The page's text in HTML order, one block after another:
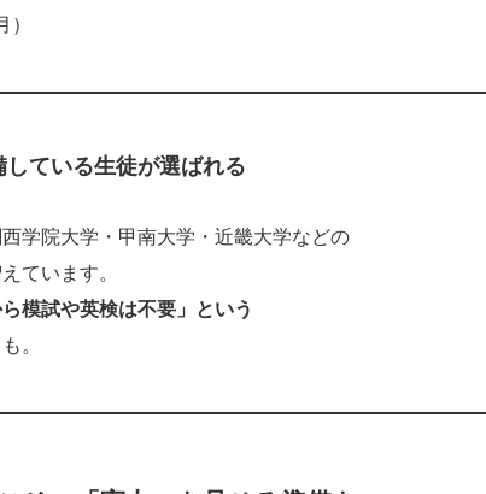
）
ている生徒が選ばれる
学院大学・甲南大学・近畿大学などの
ています。
ら模試や英検は不要」という
。